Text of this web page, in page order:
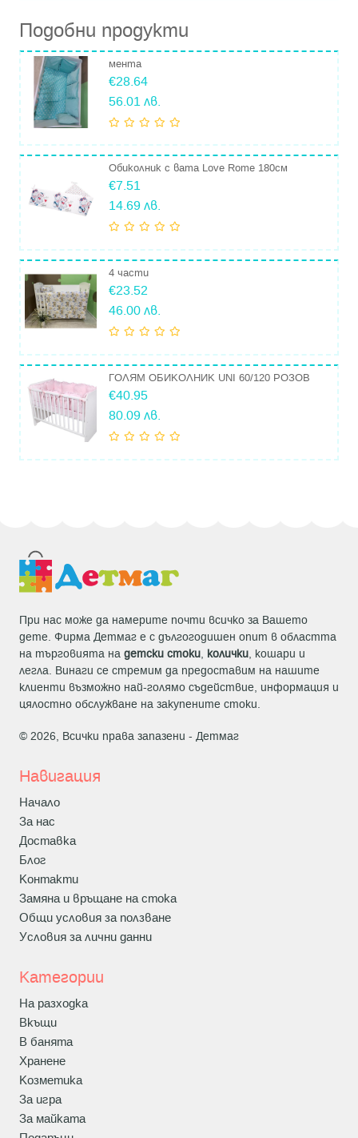
Подобни продукти
мента
€28.64
56.01 лв.
Обиколник с вата Love Rome 180см
€7.51
14.69 лв.
4 части
€23.52
46.00 лв.
ГОЛЯМ ОБИКОЛНИК UNI 60/120 РОЗОВ
€40.95
80.09 лв.
При нас може да намерите почти всичко за Вашето
дете. Фирма Детмаг е с дългогодишен опит в областта
на търговията на детски стоки, колички, кошари и
легла. Винаги се стремим да предоставим на нашите
клиенти възможно най-голямо съдействие, информация и
цялостно обслужване на закупените стоки.
© 2026, Всички права запазени - Детмаг
Навигация
Начало
За нас
Доставка
Блог
Контакти
Замяна и връщане на стока
Общи условия за ползване
Условия за лични данни
Категории
На разходка
Вкъщи
В банята
Хранене
Козметика
За игра
За майката